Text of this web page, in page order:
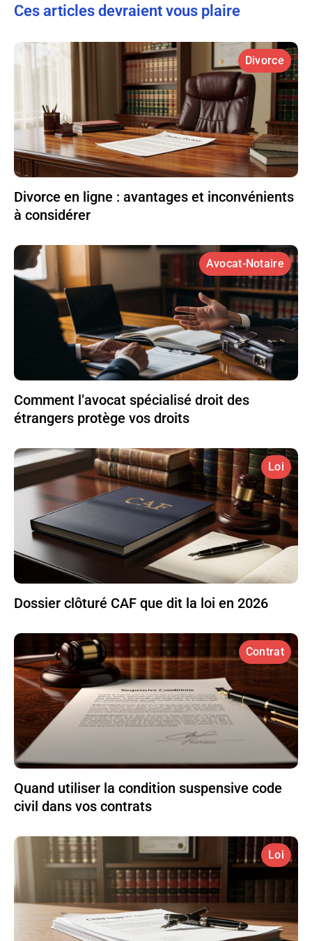
Ces articles devraient vous plaire
Divorce
Divorce en ligne : avantages et inconvénients
à considérer
Avocat-Notaire
Comment l’avocat spécialisé droit des
étrangers protège vos droits
Loi
Dossier clôturé CAF que dit la loi en 2026
Contrat
Quand utiliser la condition suspensive code
civil dans vos contrats
Loi